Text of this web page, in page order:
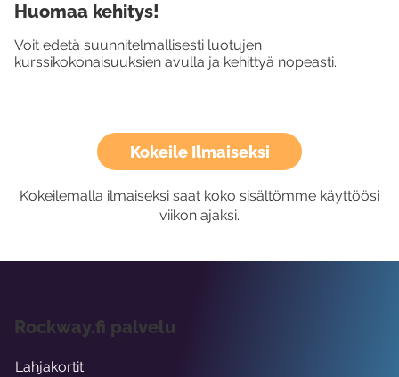
Kokeile Ilmaiseksi
Kokeilemalla ilmaiseksi saat koko sisältömme käyttöösi
viikon ajaksi.
Huomaa kehitys!
Voit edetä suunnitelmallisesti luotujen
kurssikokonaisuuksien avulla ja kehittyä nopeasti.
Rockway.fi palvelu
Lahjakortit